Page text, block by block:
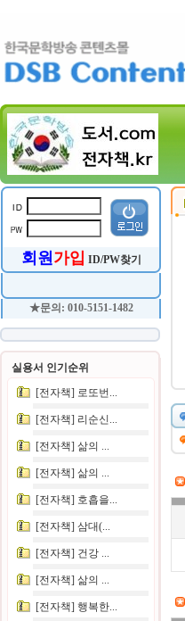
회원가입 ID/PW찾기
★문의: 010-5151-1482
실용서 인기순위
[전자책] 로또번...
[전자책] 리순신...
[전자책] 삶의 ...
[전자책] 삶의 ...
[전자책] 호흡을...
[전자책] 삼대(...
[전자책] 건강 ...
[전자책] 삶의 ...
[전자책] 행복한...